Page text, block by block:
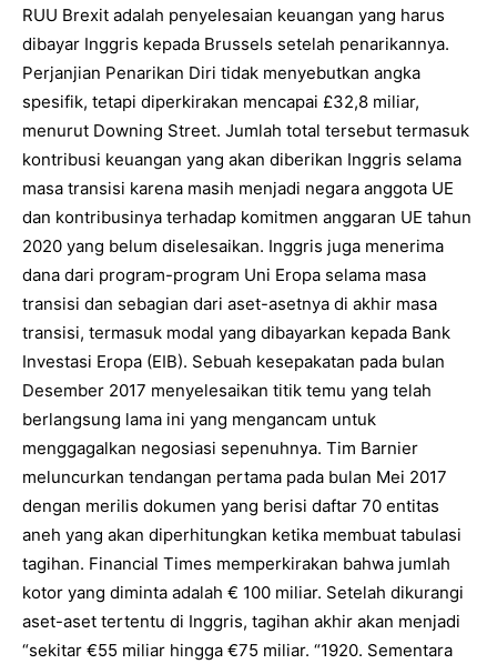
RUU Brexit adalah penyelesaian keuangan yang harus
dibayar Inggris kepada Brussels setelah penarikannya.
Perjanjian Penarikan Diri tidak menyebutkan angka
spesifik, tetapi diperkirakan mencapai £32,8 miliar,
menurut Downing Street. Jumlah total tersebut termasuk
kontribusi keuangan yang akan diberikan Inggris selama
masa transisi karena masih menjadi negara anggota UE
dan kontribusinya terhadap komitmen anggaran UE tahun
2020 yang belum diselesaikan. Inggris juga menerima
dana dari program-program Uni Eropa selama masa
transisi dan sebagian dari aset-asetnya di akhir masa
transisi, termasuk modal yang dibayarkan kepada Bank
Investasi Eropa (EIB). Sebuah kesepakatan pada bulan
Desember 2017 menyelesaikan titik temu yang telah
berlangsung lama ini yang mengancam untuk
menggagalkan negosiasi sepenuhnya. Tim Barnier
meluncurkan tendangan pertama pada bulan Mei 2017
dengan merilis dokumen yang berisi daftar 70 entitas
aneh yang akan diperhitungkan ketika membuat tabulasi
tagihan. Financial Times memperkirakan bahwa jumlah
kotor yang diminta adalah € 100 miliar. Setelah dikurangi
aset-aset tertentu di Inggris, tagihan akhir akan menjadi
“sekitar €55 miliar hingga €75 miliar. “1920. Sementara